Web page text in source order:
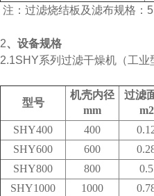
注：过滤烧结板及滤布规格：
2、 设备规格
2.1SHY系列过滤干燥机（工业
型号
机壳内径
mm
过滤
m2
SHY400
400
SHY600
600
SHY800
800
0.5
SHY1000
1000